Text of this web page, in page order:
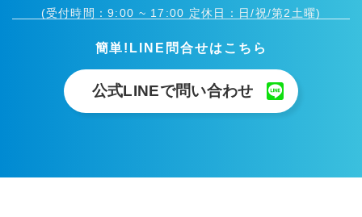
(受付時間：9:00 ~ 17:00 定休日：日/祝/第2土曜)
簡単!LINE問合せはこちら
公式LINEで問い合わせ